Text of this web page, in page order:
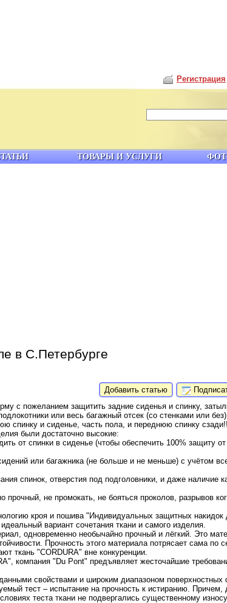
в С.Петербурге
Добавить статью
с пожеланием защитить задние сиденья и спинку,
или весь багажный отсек (со стенками или
и сиденье, часть пола, и переднюю спинку
были достаточно высокие:
от спинки в сиденье (чтобы обеспечить 100% защиту
или багажника (не больше и не меньше) с учётом
спинок, отверстия под подголовники, и даже наличие
не промокать, не бояться проколов, разрывов
кроя и пошива "Индивидуальных защитных
вариант сочетания ткани и самого изделия.
одновременно необычайно прочный и лёгкий. Это
Прочность этого материала потрясает сама по
ткань "CORDURA" вне конкуренции.
компания "Du Pont" предъявляет жесточайшие
свойствами и широким диапазоном поверхностных
тест – испытание на прочность к истиранию. Причем,
теста ткани не подвергались существенному
ТОВАРЫ И УСЛУГИ
Регистрация